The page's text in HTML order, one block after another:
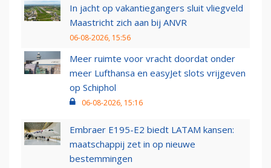
In jacht op vakantiegangers sluit vliegveld
Maastricht zich aan bij ANVR
06-08-2026, 15:56
Meer ruimte voor vracht doordat onder
meer Lufthansa en easyJet slots vrijgeven
op Schiphol
06-08-2026, 15:16
Embraer E195-E2 biedt LATAM kansen:
maatschappij zet in op nieuwe
bestemmingen